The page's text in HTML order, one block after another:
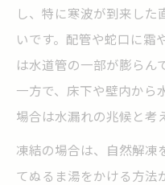
し、特に寒波が到来し
いです。配管や蛇口に霜
は水道管の一部が膨らん
一方で、床下や壁内から
場合は水漏れの兆候と考
凍結の場合は、自然解凍
てぬるま湯をかける方法